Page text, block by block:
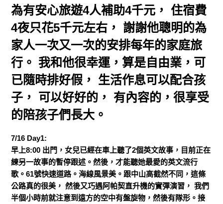
為有安心旅遊4人補助4千元， 住宿費
4夜只花5千元左右， 謝謝他聰明的為
家人一次又一次的安排每年的家庭旅
行。 我和他很幸運，算是自由業，可
已隨時排好假， 生活作息可以配合孩
子， 可以好好的， 有內容的，很享受
的陪孩子們長大。
7/16 Day1:
早上8:00 出門，女兒已經在車上聽了2個英文故事，目前正在
練另一故事的暫停跟述。然後，才能聽她最愛的英文流行
歌。61號快速道路。海線風景美。跟中山高截然不同，這條
公路真的很美， 然後又巧遇阿帕契直升機的實彈演習， 我們
半個小時前就注意到遠方的空中有盤旋物，然後有隊形。接